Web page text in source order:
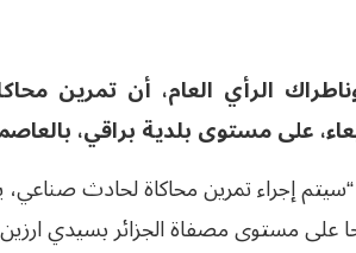
الرأي العام، أن تمرين
على مستوى بلدية براقي،
على مستوى مصفاة الجزائر بسيدي